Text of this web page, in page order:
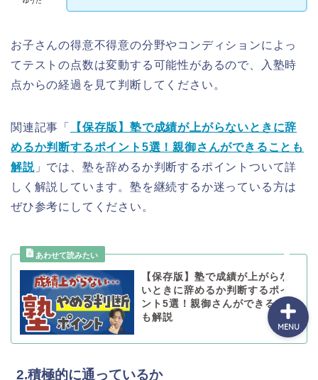
お子さんの得意不得意の分野やコンディションによっ
てテストの点数は変動する可能性があるので、入塾時
点からの経過を見て判断してください。
関連記事「
【保存版】塾で成績が上がらないときに辞
めるか判断するポイント5選！親御さんができることも
解説」では、塾を辞めるか判断するポイントついて詳
しく解説しています。塾を継続するか迷っている方は
ぜひ参考にしてください。
【保存版】塾で成績が上がらな
いときに辞めるか判断するポイ
ント5選！親御さんができること
も解説
2.積極的に通っているか
MENU
運営者情報
受講生実績